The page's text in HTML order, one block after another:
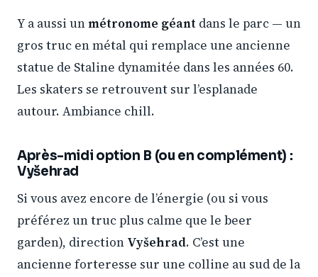
Y a aussi unmétronome géant dans le parc — un
gros truc en métal qui remplace une ancienne
statue de Staline dynamitée dans les années 60.
Les skaters se retrouvent sur l’esplanade
autour. Ambiance chill.
Après-midi option B (ou en complément) :
Vyšehrad
Si vous avez encore de l’énergie (ou si vous
préférez un truc plus calme que le beer
garden), direction Vyšehrad. C’est une
ancienne forteresse sur une colline au sud de la